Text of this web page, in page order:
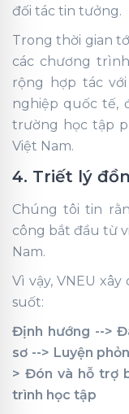
đối tác tin tưởng.
Trong thời gian
các chương
rộng hợp tác
nghiệp quốc tế,
trường học tập
Việt Nam.
4. Triết lý
Chúng tôi tin
công bắt đầu từ
Nam.
Vì vậy, VNEU
suốt:
Định hướng -->
sơ --> Luyện
> Đón và hỗ trợ
trình học tập